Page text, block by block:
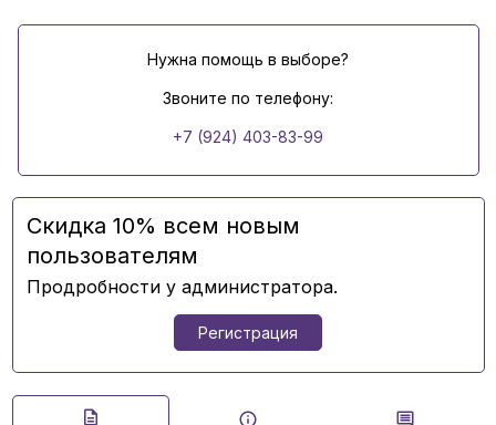
Нужна помощь в выборе?
Звоните по телефону:
+7 (924) 403-83-99
Скидка 10% всем новым
пользователям
Продробности у администратора.
Регистрация